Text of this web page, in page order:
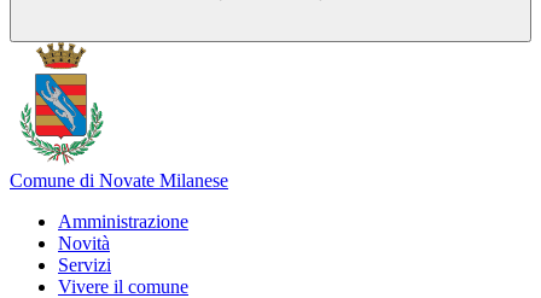
Comune di Novate Milanese
Amministrazione
Novità
Servizi
Vivere il comune